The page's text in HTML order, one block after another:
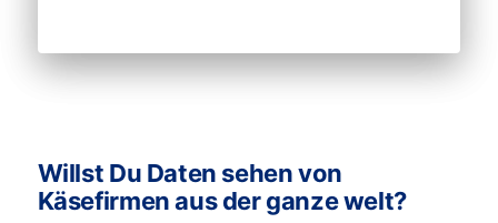
Unternehmens-Datenbanken
haben es uns zur Aufgabe gemacht,
Informationen über Unternehmen und
Weißrussland 207.591
Bermuda2,643
Bhutan199
Willst Du Daten sehen von
Käsefirmen aus der ganze welt?